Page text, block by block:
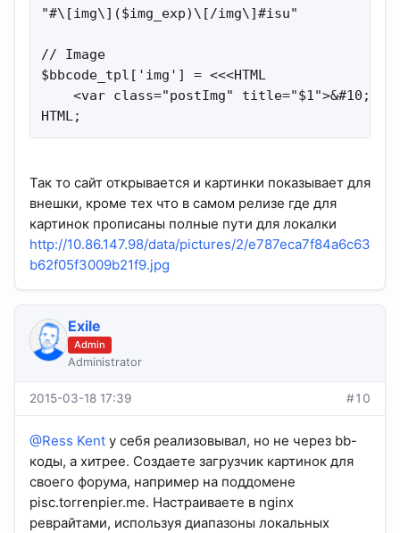
"#\[img\]($img_exp)\[/img\]#isu"
// Image
$bbcode_tpl['img'] = <<<HTML
<var class="postImg" title="$1">&#10;</
HTML;
Так то сайт открывается и картинки показывает для
внешки, кроме тех что в самом релизе где для
картинок прописаны полные пути для локалки
http://10.86.147.98/data/pictures/2/e787eca7f84a6c63
b62f05f3009b21f9.jpg
Exile
Admin
Administrator
2015-03-18 17:39 #10
@Ress Kent у себя реализовывал, но не через bb-
коды, а хитрее. Создаете загрузчик картинок для
своего форума, например на поддомене
pisc.torrenpier.me. Настраиваете в nginx
реврайтами, используя диапазоны локальных